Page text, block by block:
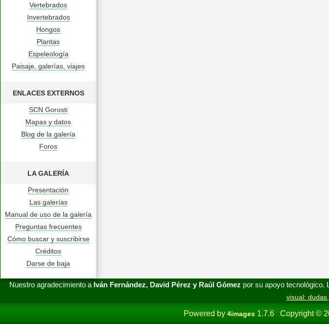
Vertebrados
Invertebrados
Hongos
Plantas
Espeleología
Paisaje, galerías, viajes
ENLACES EXTERNOS
SCN Gorosti
Mapas y datos
Blog de la galería
Foros
LA GALERÍA
Presentación
Las galerías
Manual de uso de la galería
Preguntas frecuentes
Cómo buscar y suscribirse
Créditos
Darse de baja
Nuestro agradecimiento a Iván Fernández, David Pérez y Raúl Gómez por su apoyo tecnológico.
visual:
Powered by 4images 1.7.6 Copyright ©